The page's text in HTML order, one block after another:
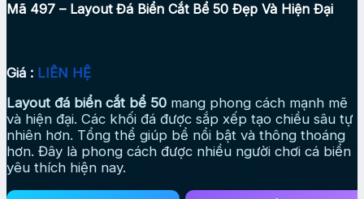
Mã 497 – Layout Đá Biển Cắt Bể 50 Đẹp Và Hiện Đại
Giá : LIÊN HỆ
Layout đá biển cắt bể 50 mang phong cách mạnh mẽ
và hiện đại. Các khối đá được sắp xếp tạo chiều sâu tự
nhiên hơn. Tổng thể giúp bể nổi bật và thông thoáng
hơn. Đây là phong cách được nhiều người chơi cá biển
yêu thích hiện nay.